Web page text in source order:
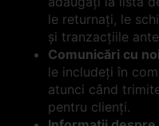
le returnați, le
și tranzacțiile
Comunicări cu noi
le includeți în
atunci când
pentru clienți.